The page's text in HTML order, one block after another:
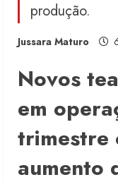
produção.
Jussara Maturo
Novos
em
trimestre
aumento